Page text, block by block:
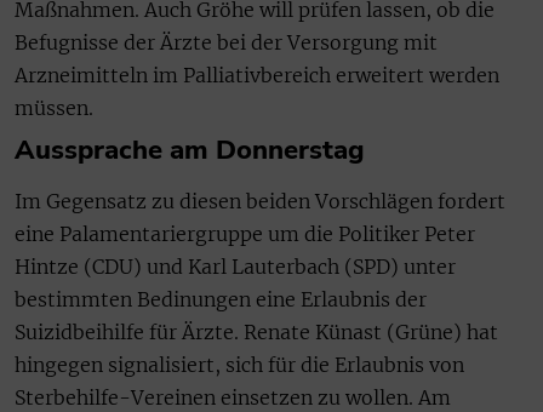
Maßnahmen. Auch Gröhe will prüfen lassen, ob die
Befugnisse der Ärzte bei der Versorgung mit
Arzneimitteln im Palliativbereich erweitert werden
müssen.
Aussprache am Donnerstag
Im Gegensatz zu diesen beiden Vorschlägen fordert
eine Palamentariergruppe um die Politiker Peter
Hintze (CDU) und Karl Lauterbach (SPD) unter
bestimmten Bedinungen eine Erlaubnis der
Suizidbeihilfe für Ärzte. Renate Künast (Grüne) hat
hingegen signalisiert, sich für die Erlaubnis von
Sterbehilfe-Vereinen einsetzen zu wollen. Am